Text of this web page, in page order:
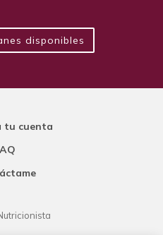
disponibles
tu cuenta